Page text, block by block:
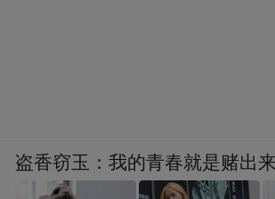
盗香窃玉：我的青春就是赌出